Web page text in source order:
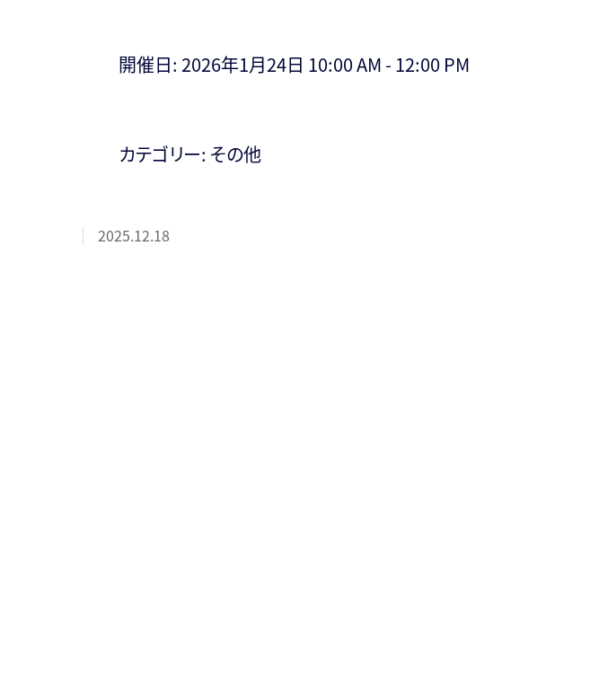
開催日: 2026年1月24日 10:00 AM - 12:00 PM
カテゴリー: その他
2025.12.18